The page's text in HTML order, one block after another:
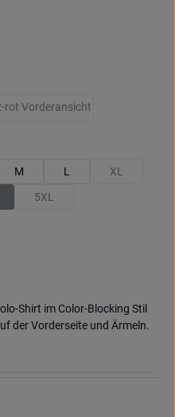
M L XL
nicht verfügbar.)
Option ist zurzeit nicht verfügbar.)
5XL
Shirt im Color-Blocking Stil
der Vorderseite und Ärmeln.